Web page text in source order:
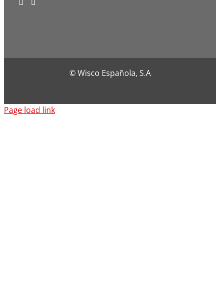
© Wisco Española, S.A
Page load link